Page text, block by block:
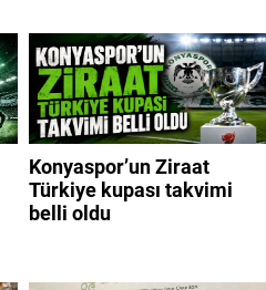
Konyaspor’un Ziraat
Türkiye kupası takvimi
belli oldu